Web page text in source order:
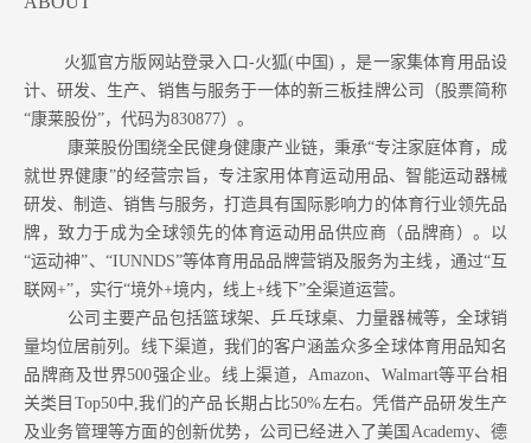
火狐官方版网站登录入口-火狐(中国) ，是一家集体育用品设
计、研发、生产、销售与服务于一体的新三板挂牌公司（股票简称
“康莱股份”，代码为830877）。
康莱股份围绕全民健身健康产业链，秉承“专注家庭体育，成
就世界健康”的经营宗旨，专注家用体育运动用品、智能运动器械
研发、制造、销售与服务，打造具有国际影响力的体育行业领先品
牌，致力于成为全球领先的体育运动用品供应商（品牌商）。以
“运动神”、“IUNNDS”等体育用品品牌营销及服务为主线，通过“互
联网+”，实行“境外+境内，线上+线下”全渠道运营。
公司主要产品包括篮球架、乒乓球桌、力量器械等，全球销
量均位居前列。 线下渠道，我们的客户涵盖众多全球体育用品知名
品牌商及世界500强企业。 线上渠道，Amazon、Walmart等平台相
关类目Top50中,我们的产品长期占比50%左右。凭借产品研发生产
及业务管理等方面的创新优势，公司已经进入了美国Academy、德